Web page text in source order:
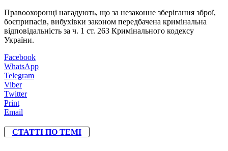
Правоохоронці нагадують, що за незаконне зберігання зброї,
боєприпасів, вибухівки законом передбачена кримінальна
відповідальність за ч. 1 ст. 263 Кримінального кодексу
України.
Facebook
WhatsApp
Telegram
Viber
Twitter
Print
Email
СТАТТІ ПО ТЕМІ